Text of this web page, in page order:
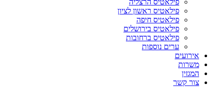
פילאטיס הרצליה
פילאטיס ראשון לציון
פילאטיס חיפה
פילאטיס בירושלים
פילאטיס ברחובות
ערים נוספות
אירועים
משרות
המגזין
צור קשר